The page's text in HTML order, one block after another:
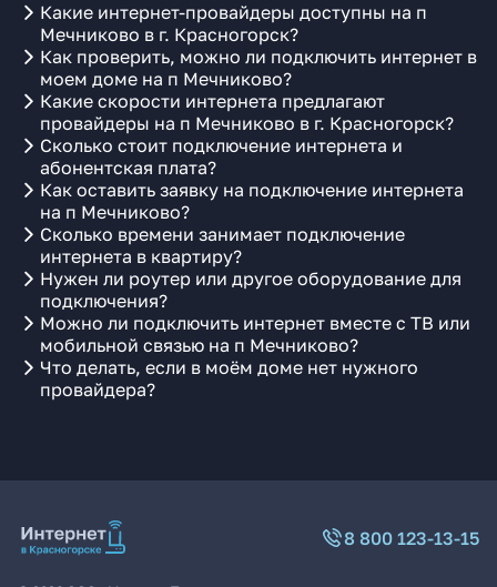
Какие интернет-провайдеры доступны на п
Мечниково в г. Красногорск?
Как проверить, можно ли подключить интернет в
моем доме на п Мечниково?
Какие скорости интернета предлагают
провайдеры на п Мечниково в г. Красногорск?
Сколько стоит подключение интернета и
абонентская плата?
Как оставить заявку на подключение интернета
на п Мечниково?
Сколько времени занимает подключение
интернета в квартиру?
Нужен ли роутер или другое оборудование для
подключения?
Можно ли подключить интернет вместе с ТВ или
мобильной связью на п Мечниково?
Что делать, если в моём доме нет нужного
провайдера?
8 800 123-13-15